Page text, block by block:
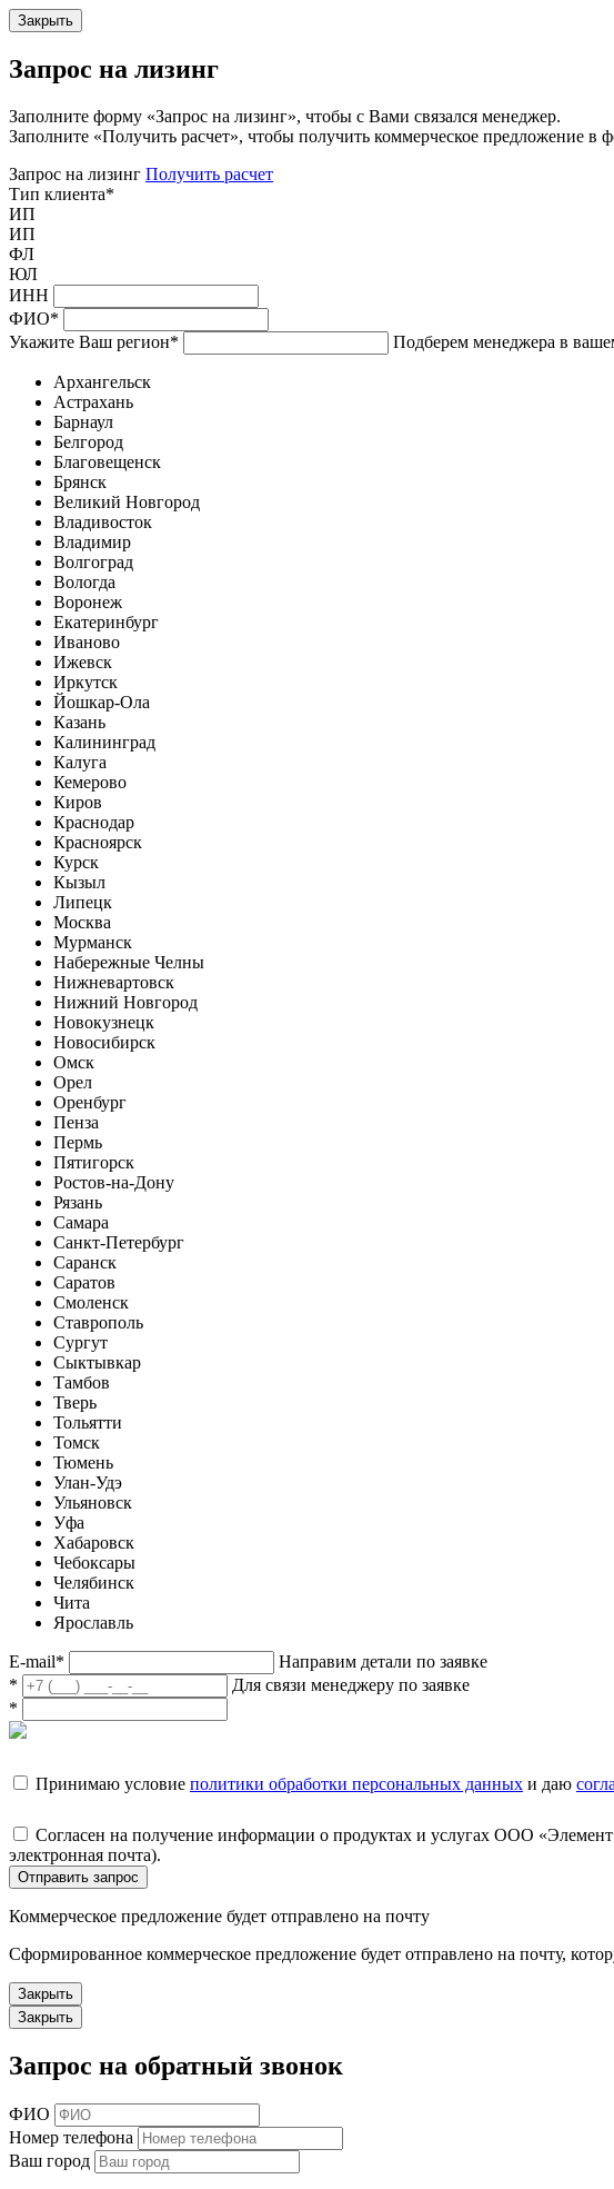
Закрыть
Запрос на лизинг
Заполните форму «Запрос на лизинг», чтобы с Вами связался менеджер.
Заполните «Получить расчет», чтобы получить коммерческое предложение в
Запрос на лизинг Получить расчет
Тип клиента*
ИП
ИП
ФЛ
ЮЛ
ИНН
ФИО*
Укажите Ваш регион* Подберем менеджера в
Архангельск
Астрахань
Барнаул
Белгород
Благовещенск
Брянск
Великий Новгород
Владивосток
Владимир
Волгоград
Вологда
Воронеж
Екатеринбург
Иваново
Ижевск
Иркутск
Йошкар-Ола
Казань
Калининград
Калуга
Кемерово
Киров
Краснодар
Красноярск
Курск
Кызыл
Липецк
Москва
Мурманск
Набережные Челны
Нижневартовск
Нижний Новгород
Новокузнецк
Новосибирск
Омск
Орел
Оренбург
Пенза
Пермь
Пятигорск
Ростов-на-Дону
Рязань
Самара
Санкт-Петербург
Саранск
Саратов
Смоленск
Ставрополь
Сургут
Сыктывкар
Тамбов
Тверь
Тольятти
Томск
Тюмень
Улан-Удэ
Ульяновск
Уфа
Хабаровск
Чебоксары
Челябинск
Чита
Ярославль
E-mail*
Направим детали по заявке
*
Для связи менеджеру по заявке
*
Принимаю условие политики обработки персональных данных и даю
Согласен на получение информации о продуктах и услугах ООО
электронная почта).
Отправить запрос
Коммерческое предложение будет отправлено на почту
Сформированное коммерческое предложение будет отправлено на почту,
Закрыть
Закрыть
Запрос на обратный звонок
ФИО
Номер телефона
Ваш город